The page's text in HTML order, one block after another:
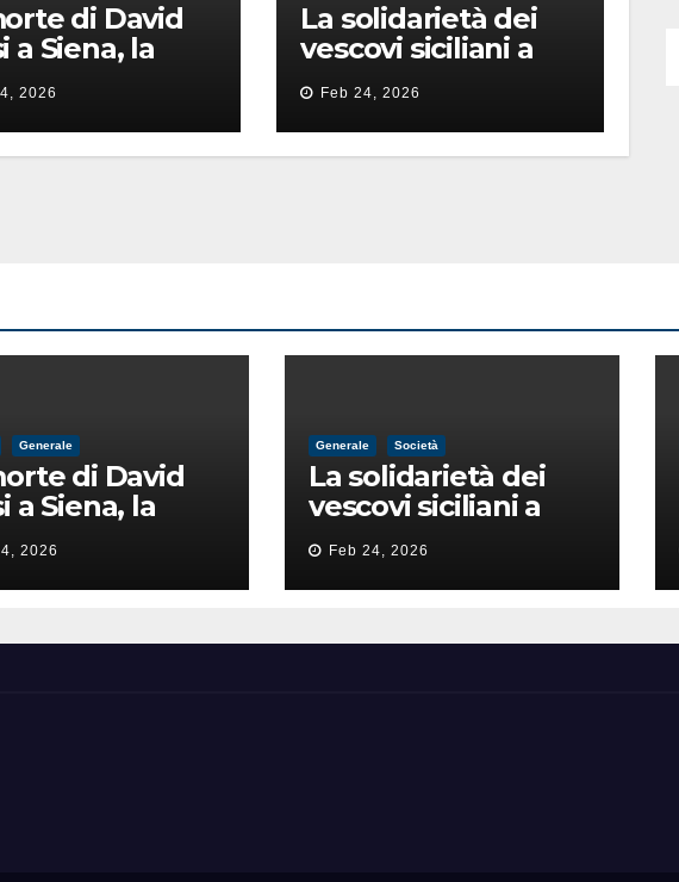
di David
a Siena, la
lancia la
di
male
2026
La solidarietà dei
vescovi siciliani a
Lorefice: «Ha difeso
il valore e la dignità
dell’umanità»
Feb 24, 2026
Generale
di David
a Siena, la
lancia la
di
2026
Generale Società
La solidarietà dei
vescovi siciliani a
Lorefice: «Ha difeso
il valore e la dignità
dell’umanità»
Feb 24, 2026